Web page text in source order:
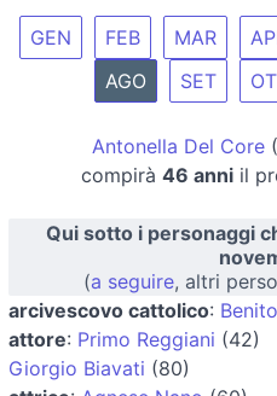
GEN FEB MAR
AGO
SET
Antonella Del Core
compirà 46 anni il
Qui sotto i personaggi
(a seguire, altri
arcivescovo cattolico:
attore: Primo Reggiani (42)
Giorgio Biavati (80)